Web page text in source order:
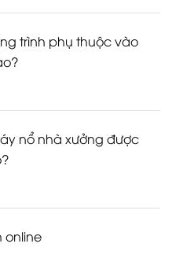
trình phụ thuộc vào
nổ nhà xưởng được
online